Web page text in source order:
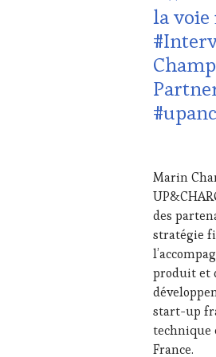
EDITION
LES
CLÉS
DU
VIN
ET
DE
LA
INVITATIONS
&
WINE
TASTING,
MÉDIAS,
PRESSE
ÉCRITE,
RADIO,
WEB,
la voie
2024
Marin
des
stratégie
produit et
start-up
technique
France.